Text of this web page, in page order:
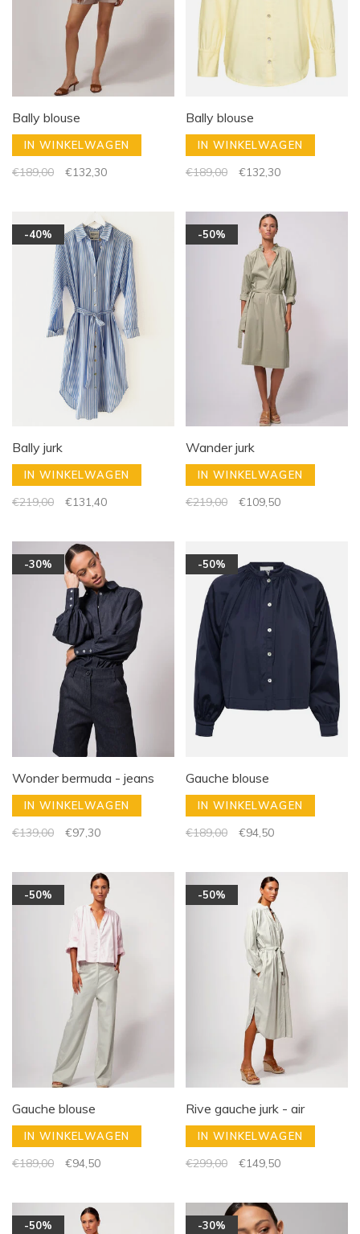
Bally blouse
IN WINKELWAGEN
€189,00 €132,30
Bally blouse
IN WINKELWAGEN
€189,00 €132,30
-40%
Bally jurk
IN WINKELWAGEN
€219,00 €131,40
-50%
Wander jurk
IN WINKELWAGEN
€219,00 €109,50
-30%
Wonder bermuda - jeans
IN WINKELWAGEN
€139,00 €97,30
-50%
Gauche blouse
IN WINKELWAGEN
€189,00 €94,50
-50%
Gauche blouse
IN WINKELWAGEN
€189,00 €94,50
-50%
Rive gauche jurk - air
IN WINKELWAGEN
€299,00 €149,50
-50% -30%